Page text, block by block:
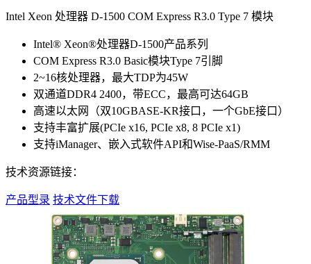
Intel Xeon 处理器 D-1500 COM Express R3.0 Type 7 模块
Intel® Xeon®处理器D-1500产品系列
COM Express R3.0 Basic模块Type 7引脚
2~16核处理器，最大TDP为45W
双通道DDR4 2400，带ECC，最高可达64GB
高速以太网（双10GBASE-KR接口，一个GbE接口）
支持丰富扩展(PCIe x16, PCIe x8, 8 PCIe x1)
支持iManager、嵌入式软件API和Wise-PaaS/RMM
技术资源链接：
产品型录 技术文件下载